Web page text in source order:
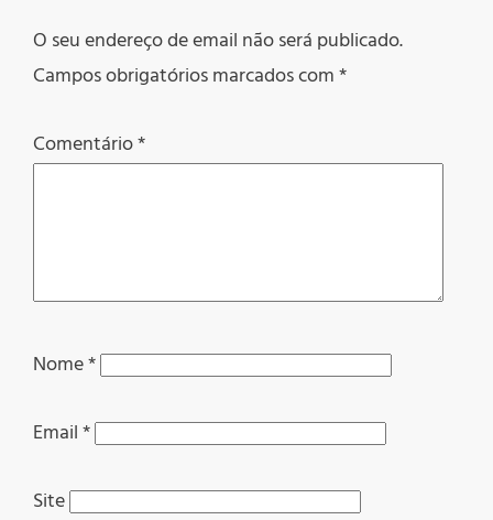
O seu endereço de email não será publicado.
Campos obrigatórios marcados com*
Comentário*
Nome*
Email*
Site